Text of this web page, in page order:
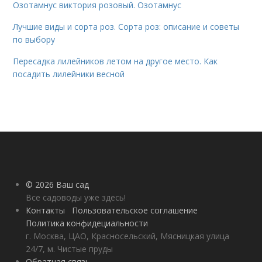
Озотамнус виктория розовый. Озотамнус
Лучшие виды и сорта роз. Сорта роз: описание и советы
по выбору
Пересадка лилейников летом на другое место. Как
посадить лилейники весной
© 2026 Ваш сад
Все садоводы уже здесь!
Контакты
Пользовательское соглашение
Политика конфидециальности
г. Москва, ЦАО, Красносельский, Мясницкая улица
24/7, м. Чистые пруды